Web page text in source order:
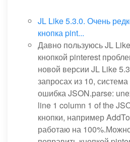
JL Like 5.3.0. Очень
кнопка pint...
Давно пользуюсь JL
кнопкой pinterest
новой версии JL Like
запросах из 10,
ошибка JSON.parse:
line 1 column 1 of the
кнопки, например
работаю на